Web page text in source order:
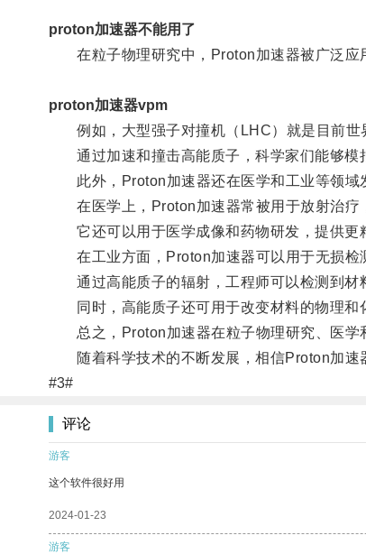
proton加速器不能用了
在粒子物理研究中，Proton加速器被广泛应
proton加速器vpm
例如，大型强子对撞机（LHC）就是目前世
通过加速和撞击高能质子，科学家们能够模
此外，Proton加速器还在医学和工业等领域
在医学上，Proton加速器常被用于放射治疗
它还可以用于医学成像和药物研发，提供更
在工业方面，Proton加速器可以用于无损检
通过高能质子的辐射，工程师可以检测到材
同时，高能质子还可用于改变材料的物理和
总之，Proton加速器在粒子物理研究、医学
随着科学技术的不断发展，相信Proton加速
#3#
评论
游客
这个软件很好用
2024-01-23
游客